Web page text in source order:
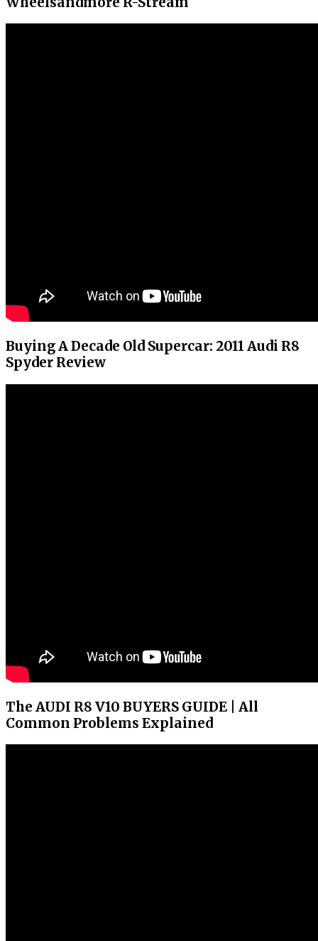
Buying A Decade Old Supercar: 2011 Audi R8
Spyder Review
The AUDI R8 V10 BUYERS GUIDE | All
Common Problems Explained